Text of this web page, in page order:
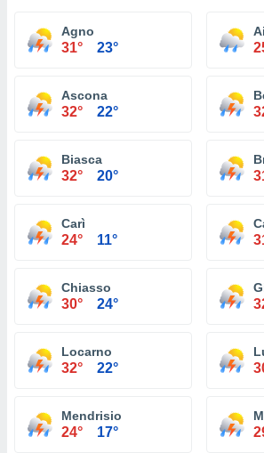
Agno
31° 23°
Ascona
32° 22°
Biasca
32° 20°
Carì
24° 11°
Chiasso
30° 24°
Locarno
32° 22°
Mendrisio
24° 17°